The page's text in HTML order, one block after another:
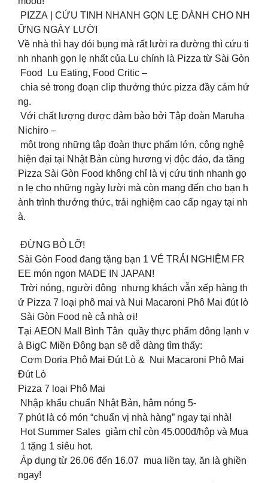
PIZZA | CỨU TINH NHANH GỌN LẸ DÀNH CHO NH
ỮNG NGÀY LƯỜI
Về nhà thì hay đói bụng mà rất lười ra đường thì cứu ti
nh nhanh gọn lẹ nhất của Lu chính là Pizza từ Sài Gòn
Food Lu Eating, Food Critic –
chia sẻ trong đoạn clip thưởng thức pizza đầy cảm hứ
ng.
Với chất lượng được đảm bảo bởi Tập đoàn Maruha
Nichiro –
một trong những tập đoàn thực phẩm lớn, công nghệ
hiện đại tại Nhật Bản cùng hương vị độc đáo, đa tầng
Pizza Sài Gòn Food không chỉ là vị cứu tinh nhanh gọ
n lẹ cho những ngày lười mà còn mang đến cho bạn h
ành trình thưởng thức, trải nghiệm cao cấp ngay tại nh
à.
ĐỪNG BỎ LỠ!
Sài Gòn Food đang tặng bạn 1 VÉ TRẢI NGHIỆM FR
EE món ngon MADE IN JAPAN!
Trời nóng, người đông nhưng khách vẫn xếp hàng th
ử Pizza 7 loại phô mai và Nui Macaroni Phô Mai đút lò
Sài Gòn Food nè cả nhà ơi!
Tại AEON Mall Bình Tân quầy thực phẩm đông lạnh v
à BigC Miền Đông bạn sẽ dễ dàng tìm thấy:
Cơm Doria Phô Mai Đút Lò & Nui Macaroni Phô Mai
Đút Lò
Pizza 7 loại Phô Mai
Nhập khẩu chuẩn Nhật Bản, hâm nóng 5-
7 phút là có món “chuẩn vị nhà hàng” ngay tại nhà!
Hot Summer Sales giảm chỉ còn 45.000đ/hộp và Mua
1 tặng 1 siêu hot.
Áp dụng từ 26.06 đến 16.07 mua liền tay, ăn là ghiền
ngay!